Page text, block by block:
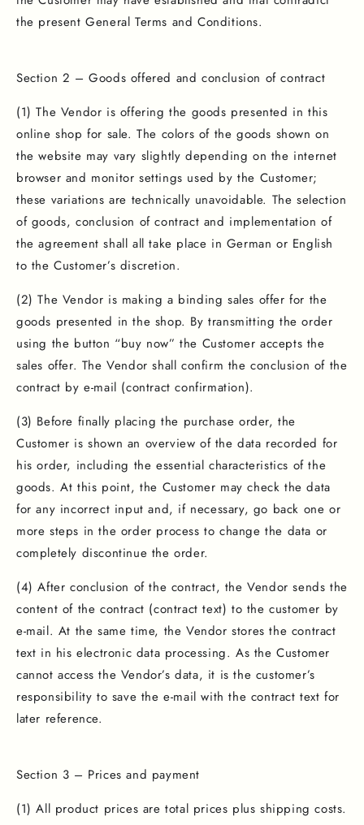
the present General Terms and Conditions.
Section 2 – Goods offered and conclusion of contract
(1) The Vendor is offering the goods presented in this
online shop for sale. The colors of the goods shown on
the website may vary slightly depending on the internet
browser and monitor settings used by the Customer;
these variations are technically unavoidable. The selection
of goods, conclusion of contract and implementation of
the agreement shall all take place in German or English
to the Customer’s discretion.
(2) The Vendor is making a binding sales offer for the
goods presented in the shop. By transmitting the order
using the button “buy now” the Customer accepts the
sales offer. The Vendor shall confirm the conclusion of the
contract by e-mail (contract confirmation).
(3) Before finally placing the purchase order, the
Customer is shown an overview of the data recorded for
his order, including the essential characteristics of the
goods. At this point, the Customer may check the data
for any incorrect input and, if necessary, go back one or
more steps in the order process to change the data or
completely discontinue the order.
(4) After conclusion of the contract, the Vendor sends the
content of the contract (contract text) to the customer by
e-mail. At the same time, the Vendor stores the contract
text in his electronic data processing. As the Customer
cannot access the Vendor’s data, it is the customer’s
responsibility to save the e-mail with the contract text for
later reference.
Section 3 – Prices and payment
(1) All product prices are total prices plus shipping costs.